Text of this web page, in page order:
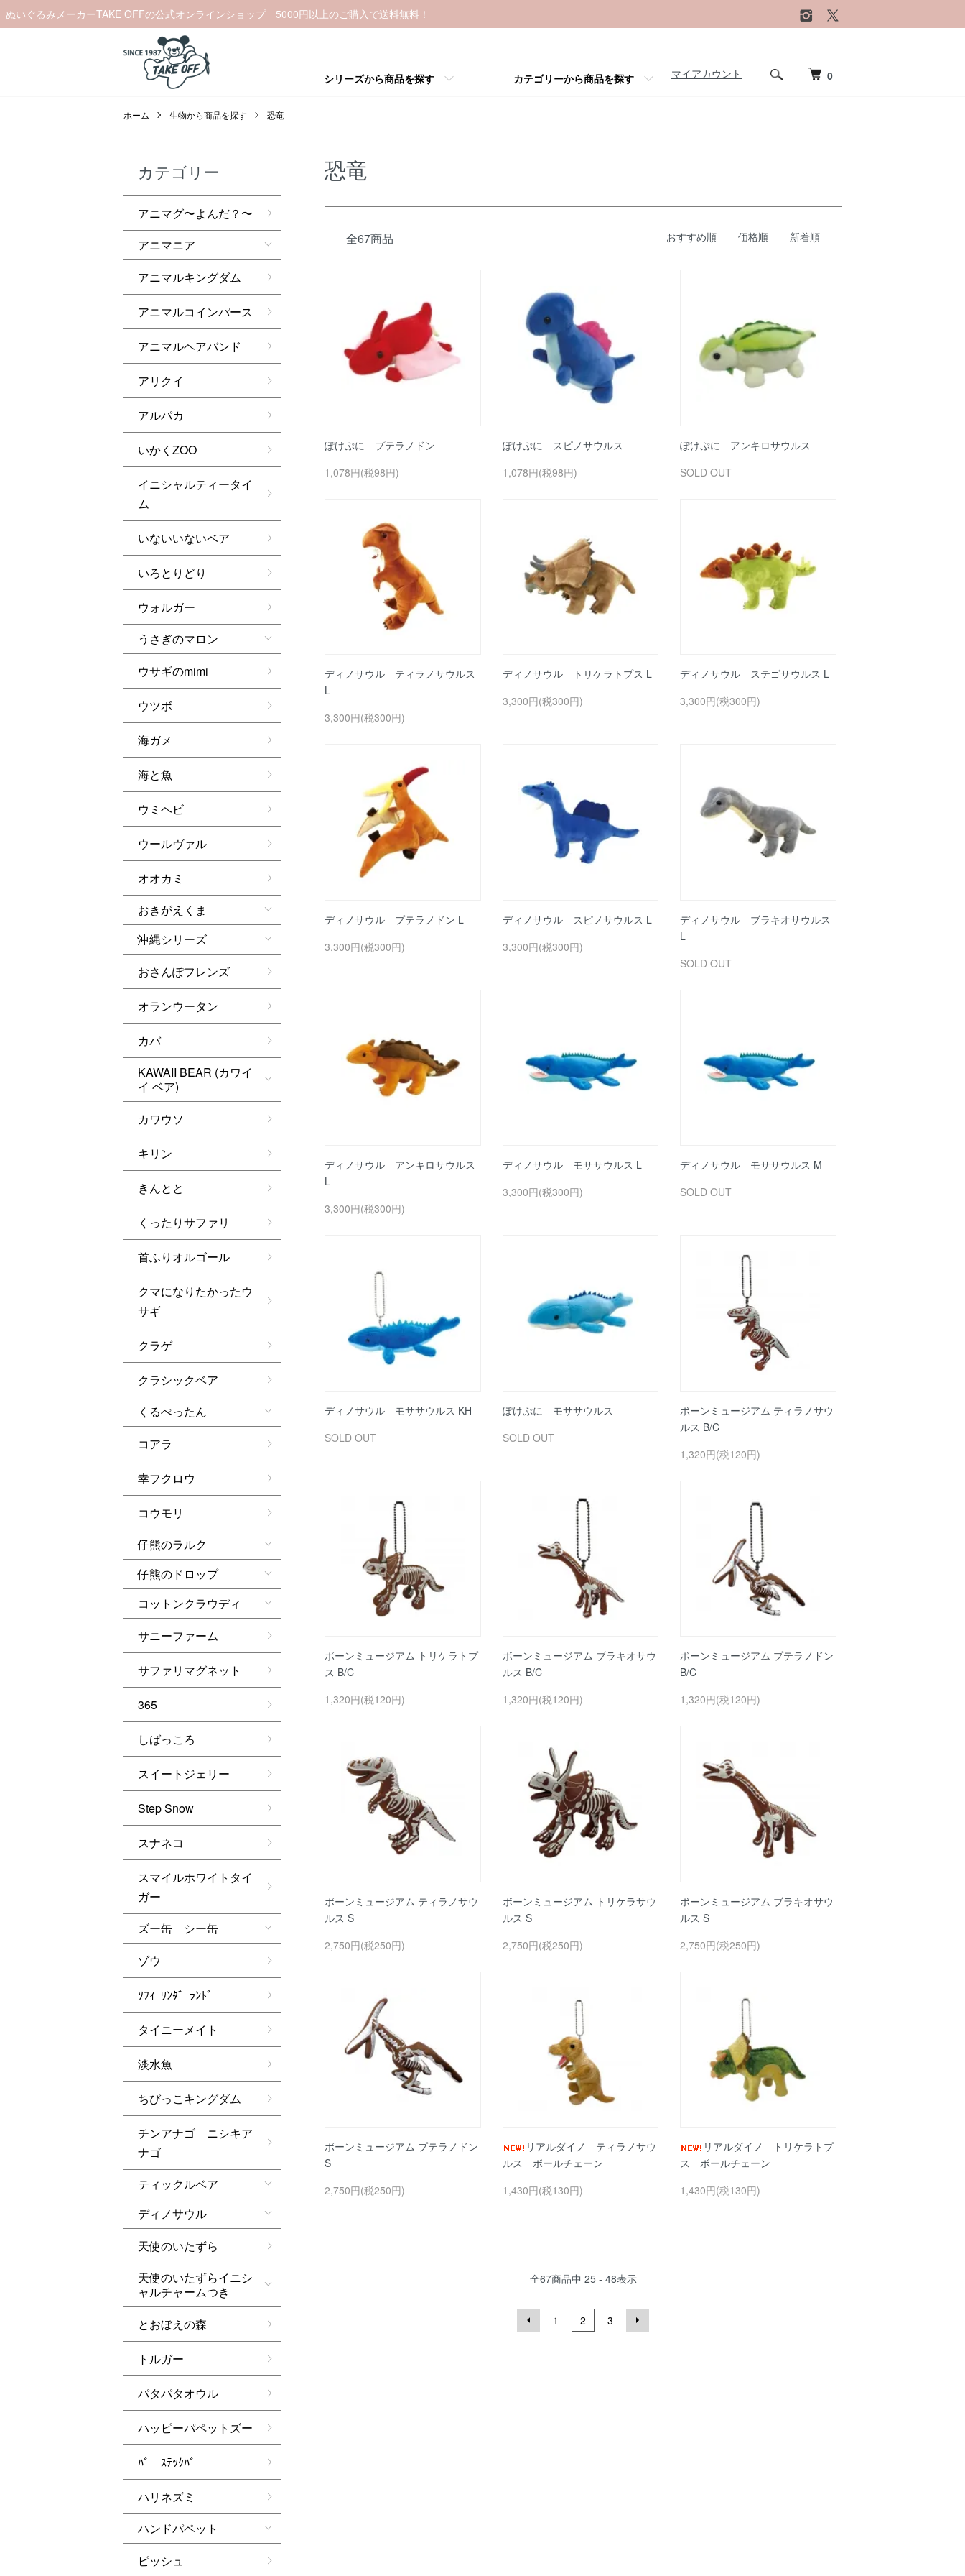
ぬいぐるみメーカーTAKE OFFの公式オンラインショップ 5000円以上のご購入で送料無料！
マイアカウント 0
シリーズから商品を探す カテゴリーから商品を探す
ホーム 生物から商品を探す 恐竜
恐竜
全67商品 おすすめ順 価格順 新着順
ぽけぷに プテラノドン
1,078円(税98円)
ぽけぷに スピノサウルス
1,078円(税98円)
ぽけぷに アンキロサウルス
SOLD OUT
ディノサウル ティラノサウルス
L
3,300円(税300円)
ディノサウル トリケラトプス L
3,300円(税300円)
ディノサウル ステゴサウルス L
3,300円(税300円)
ディノサウル プテラノドン L
3,300円(税300円)
ディノサウル スピノサウルス L
3,300円(税300円)
ディノサウル ブラキオサウルス
L
SOLD OUT
ディノサウル アンキロサウルス
L
3,300円(税300円)
ディノサウル モササウルス L
3,300円(税300円)
ディノサウル モササウルス M
SOLD OUT
ディノサウル モササウルス KH
SOLD OUT
ぽけぷに モササウルス
SOLD OUT
ボーンミュージアム ティラノサウ
ルス B/C
1,320円(税120円)
ボーンミュージアム トリケラトプ
ス B/C
1,320円(税120円)
ボーンミュージアム ブラキオサウ
ルス B/C
1,320円(税120円)
ボーンミュージアム プテラノドン
B/C
1,320円(税120円)
ボーンミュージアム ティラノサウ
ルス S
2,750円(税250円)
ボーンミュージアム トリケラサウ
ルス S
2,750円(税250円)
ボーンミュージアム ブラキオサウ
ルス S
2,750円(税250円)
ボーンミュージアム プテラノドン
S
2,750円(税250円)
リアルダイノ ティラノサウ
ルス ボールチェーン
1,430円(税130円)
リアルダイノ トリケラトプ
ス ボールチェーン
1,430円(税130円)
全67商品中 25 - 48表示
1 2 3
カテゴリー
アニマグ〜よんだ？〜
アニマニア
アニマルキングダム
アニマルコインパース
アニマルヘアバンド
アリクイ
アルパカ
いかくZOO
イニシャルティータイ
ム
いないいないベア
いろとりどり
ウォルガー
うさぎのマロン
ウサギのmimi
ウツボ
海ガメ
海と魚
ウミヘビ
ウールヴァル
オオカミ
おきがえくま
沖縄シリーズ
おさんぽフレンズ
オランウータン
カバ
KAWAII BEAR (カワイ
イ ベア)
カワウソ
キリン
きんとと
くったりサファリ
首ふりオルゴール
クマになりたかったウ
サギ
クラゲ
クラシックベア
くるぺったん
コアラ
幸フクロウ
コウモリ
仔熊のラルク
仔熊のドロップ
コットンクラウディ
サニーファーム
サファリマグネット
365
しばっころ
スイートジェリー
Step Snow
スナネコ
スマイルホワイトタイ
ガー
ズー缶 シー缶
ゾウ
ｿﾌｨｰﾜﾝﾀﾞｰﾗﾝﾄﾞ
タイニーメイト
淡水魚
ちびっこキングダム
チンアナゴ ニシキア
ナゴ
ティックルベア
ディノサウル
天使のいたずら
天使のいたずらイニシ
ャルチャームつき
とおぼえの森
トルガー
パタパタオウル
ハッピーパペットズー
ﾊﾞﾆｰｽﾃｯｸﾊﾞﾆｰ
ハリネズミ
ハンドパペット
ピッシュ